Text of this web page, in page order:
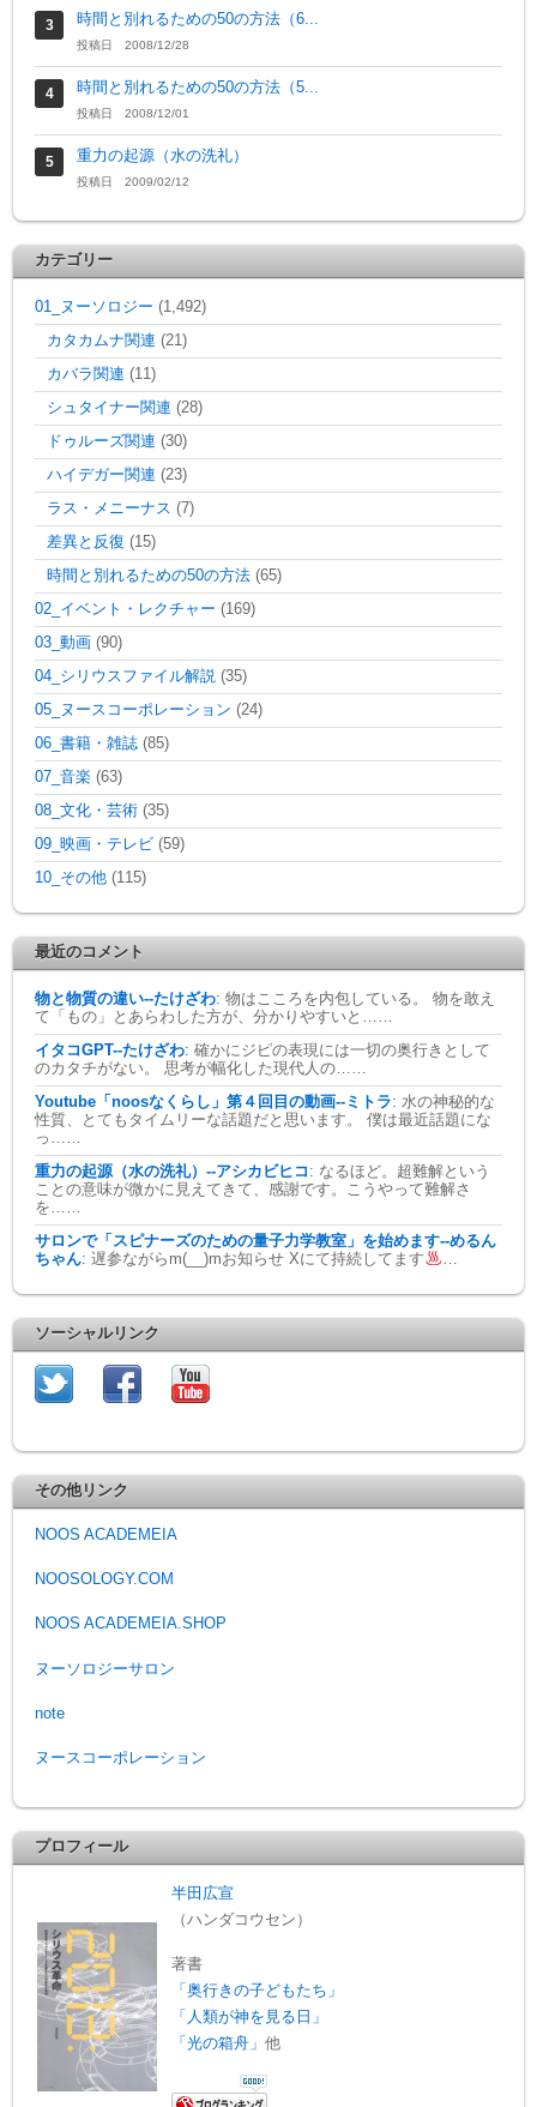
時間と別れるための50の方法（6...
投稿日 2008/12/28
時間と別れるための50の方法（5...
投稿日 2008/12/01
重力の起源（水の洗礼）
投稿日 2009/02/12
カテゴリー
01_ヌーソロジー (1,492)
カタカムナ関連 (21)
カバラ関連 (11)
シュタイナー関連 (28)
ドゥルーズ関連 (30)
ハイデガー関連 (23)
ラス・メニーナス (7)
差異と反復 (15)
時間と別れるための50の方法 (65)
02_イベント・レクチャー (169)
03_動画 (90)
04_シリウスファイル解説 (35)
05_ヌースコーポレーション (24)
06_書籍・雑誌 (85)
07_音楽 (63)
08_文化・芸術 (35)
09_映画・テレビ (59)
10_その他 (115)
最近のコメント
物と物質の違い--たけざわ: 物はこころを内包している。 物を敢え
て「もの」とあらわした方が、分かりやすいと……
イタコGPT--たけざわ: 確かにジピの表現には一切の奥行きとして
のカタチがない。 思考が幅化した現代人の……
Youtube「noosなくらし」第４回目の動画--ミトラ: 水の神秘的な
性質、とてもタイムリーな話題だと思います。 僕は最近話題にな
っ……
重力の起源（水の洗礼）--アシカビヒコ : なるほど。超難解という
ことの意味が微かに見えてきて、感謝です。こうやって難解さ
を……
サロンで「スピナーズのための量子力学教室」を始めます--めるん
ちゃん: 遅参ながらm(__)mお知らせ Xにて持続してます …
ソーシャルリンク
その他リンク
NOOS ACADEMEIA
NOOSOLOGY.COM
NOOS ACADEMEIA.SHOP
ヌーソロジーサロン
note
ヌースコーポレーション
プロフィール
半田広宣
（ハンダコウセン）
著書
「奥行きの子どもたち」
「人類が神を見る日」
「光の箱舟」他